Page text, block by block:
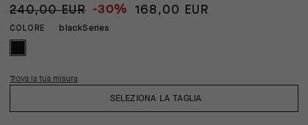
240,00 EUR -30% 168,00 EUR
COLORE blackSeries
SELEZIONA LA TAGLIA
Trova la tua misura